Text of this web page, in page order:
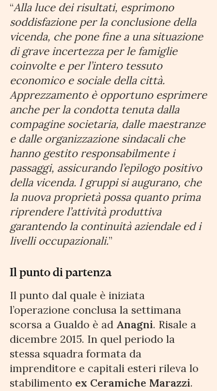
“Alla luce dei risultati, esprimono
soddisfazione per la conclusione della
vicenda, che pone fine a una situazione
di grave incertezza per le famiglie
coinvolte e per l’intero tessuto
economico e sociale della città.
Apprezzamento è opportuno esprimere
anche per la condotta tenuta dalla
compagine societaria, dalle maestranze
e dalle organizzazione sindacali che
hanno gestito responsabilmente i
passaggi, assicurando l’epilogo positivo
della vicenda. I gruppi si augurano, che
la nuova proprietà possa quanto prima
riprendere l’attività produttiva
garantendo la continuità aziendale ed i
livelli occupazionali.”
Il punto di partenza
Il punto dal quale è iniziata
l’operazione conclusa la settimana
scorsa a Gualdo è ad Anagni. Risale a
dicembre 2015. In quel periodo la
stessa squadra formata da
imprenditore e capitali esteri rileva lo
stabilimento ex Ceramiche Marazzi.